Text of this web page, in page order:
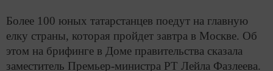
Более 100 юных татарстанцев поедут на главную
елку страны, которая пройдет завтра в Москве. Об
этом на брифинге в Доме правительства сказала
заместитель Премьер-министра РТ Лейла Фазлеева.